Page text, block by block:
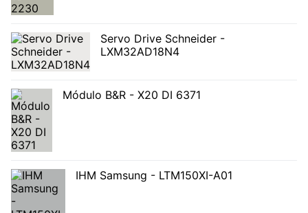
Servo Drive Schneider -
LXM32AD18N4
Módulo B&R - X20 DI 6371
IHM Samsung - LTM150XI-A01